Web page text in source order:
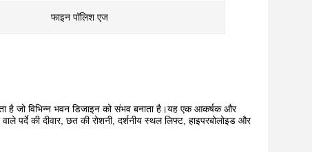
फाइन पॉलिश एज
है जो विभिन्न भवन डिजाइन को संभव बनाता है।यह एक आकर्षक और
पर्दे की दीवार, छत की रोशनी, दर्शनीय स्थल लिफ्ट, हाइपरबोलोइड और